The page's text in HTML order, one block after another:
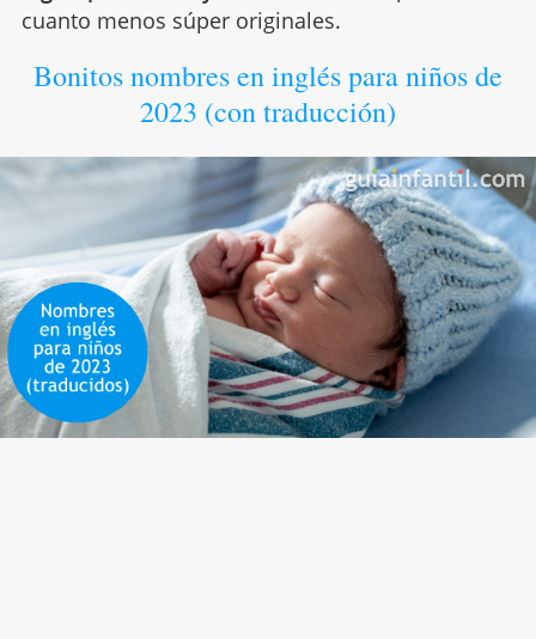
cuanto menos súper originales.
Bonitos nombres en inglés para niños de
2023 (con traducción)